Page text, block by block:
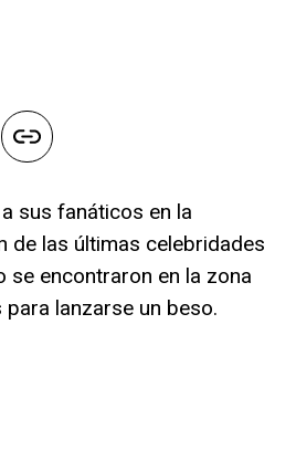
sus fanáticos en la
de las últimas celebridades
se encontraron en la zona
lanzarse un beso.